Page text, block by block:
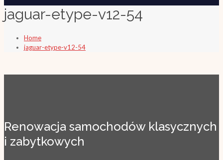
jaguar-etype-v12-54
Home
jaguar-etype-v12-54
Renowacja samochodów klasycznych
i zabytkowych